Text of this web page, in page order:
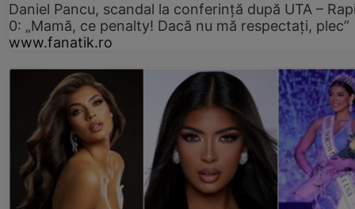
Daniel Pancu, scandal la conferință după UTA –
0: „Mamă, ce penalty! Dacă nu mă respectați, plec”
www.fanatik.ro